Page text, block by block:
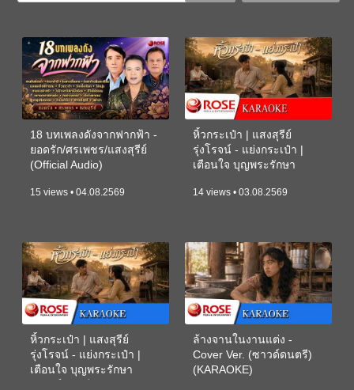
18 บทเพลงดังจากฟากฟ้า -
ยอดรัก/ศรเพชร/แสงสุรีย์
(Official Audio)
15 views • 04.08.2569
หิ้วกระเป๋า | แสงสุรีย์
รุ่งโรจน์ - แย่งกระเป๋า |
เตือนใจ บุญพระรักษา
14 views • 03.08.2569
หิ้วกระเป๋า | แสงสุรีย์
รุ่งโรจน์ - แย่งกระเป๋า |
เตือนใจ บุญพระรักษา
ล้างจานในงานแต่ง -
Cover Ver. (ซาวด์ดนตรี)
(KARAOKE)